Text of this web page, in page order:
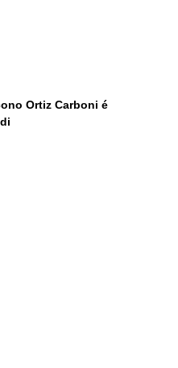
Ortiz Carboni é